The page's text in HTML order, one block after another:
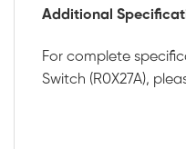
Additional
For complete
Switch (R0X27A),